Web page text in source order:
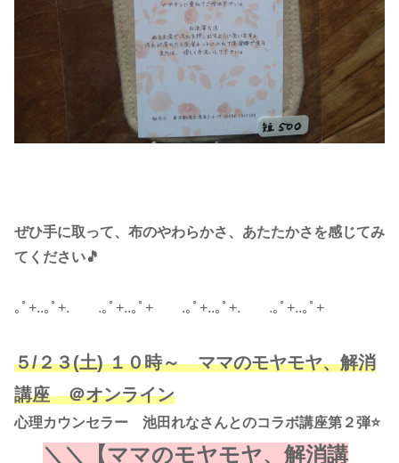
ぜひ手に取って、布のやわらかさ、あたたかさを感じてみ
てください🎵
｡ﾟ+..｡ﾟ+. .｡ﾟ+..｡ﾟ+ .｡ﾟ+..｡ﾟ+. .｡ﾟ+..｡ﾟ+
５/２３(土) １０時～ ママのモヤモヤ、解消
講座 ＠オンライン
心理カウンセラー 池田れなさんとのコラボ講座第２弾⭐
＼＼ 【ママのモヤモヤ、解消講